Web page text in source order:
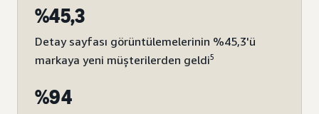
%45,3
Detay sayfası görüntülemelerinin %45,3'ü
markaya yeni müşterilerden geldi5
%94